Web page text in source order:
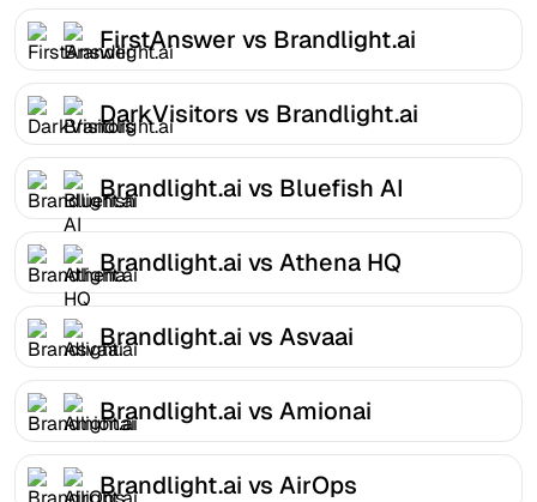
FirstAnswer vs Brandlight.ai
DarkVisitors vs Brandlight.ai
Brandlight.ai vs Bluefish AI
Brandlight.ai vs Athena HQ
Brandlight.ai vs Asvaai
Brandlight.ai vs Amionai
Brandlight.ai vs AirOps